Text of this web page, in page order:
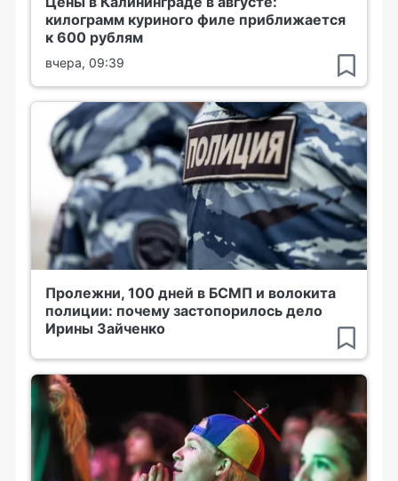
килограмм куриного филе приближается
к 600 рублям
вчера, 09:39
Пролежни, 100 дней в БСМП и волокита
полиции: почему застопорилось дело
Ирины Зайченко